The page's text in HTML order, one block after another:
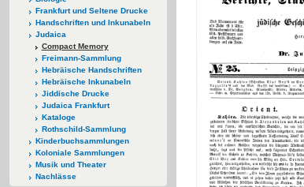
Frankfurt und Seltene Drucke
Handschriften und Inkunabeln
Judaica
Compact Memory
Freimann-Sammlung
Hebräische Handschriften
Hebräische Inkunabeln
Jiddische Drucke
Judaica Frankfurt
Kataloge
Rothschild-Sammlung
Kinderbuchsammlungen
Koloniale Sammlungen
Musik und Theater
Nachlässe